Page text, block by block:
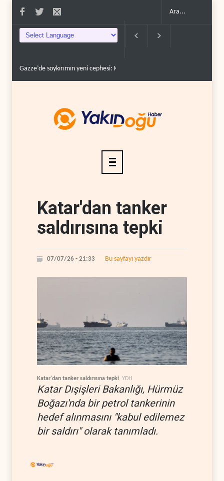
Gazze’de soykırımın yeni cephesi: Kamyonlar ve sürüc�..
Katar'dan tanker
saldırısına tepki
07/07/26 - 21:33 Bu sayfayı yazdır
Katar'dan tanker saldırısına tepki YDH
Katar Dışişleri Bakanlığı, Hürmüz
Boğazı'nda bir petrol tankerinin
hedef alınmasını "kabul edilemez
bir saldırı" olarak tanımladı.